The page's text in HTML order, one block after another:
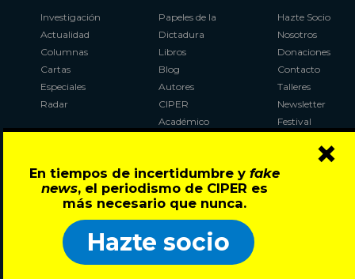
En tiempos de incertidumbre y fake
news, el periodismo de CIPER es
más necesario que nunca.
Hazte socio
×
Investigación
Actualidad
Columnas
Cartas
Especiales
Radar
Papeles de la
Dictadura
Libros
Blog
Autores
CIPER
Académico
Al Plebiscito
con CIPER
Hazte Socio
Nosotros
Donaciones
Contacto
Talleres
Newsletter
Festival